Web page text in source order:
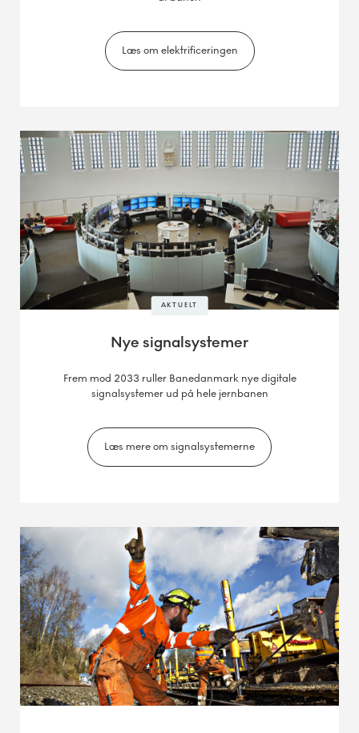
Læs om elektrificeringen
AKTUELT
Nye signalsystemer
Frem mod 2033 ruller Banedanmark nye digitale
signalsystemer ud på hele jernbanen
Læs mere om signalsystemerne